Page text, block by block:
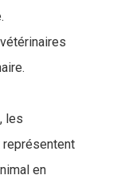
les
représentent
en